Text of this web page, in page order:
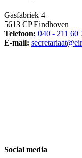
Gasfabriek 4
5613 CP Eindhoven
Telefoon: 040 - 211 60
E-mail:
Social media